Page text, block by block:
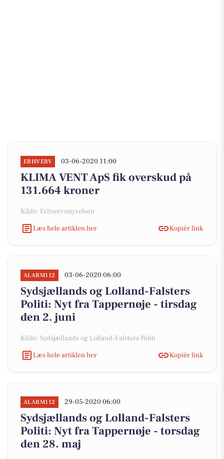
ERHVERV 03-06-2020 11:00
KLIMA VENT ApS fik overskud på
131.664 kroner
Kilde: Erhvervsstyrelsen
Læs hele artiklen her
Kopiér link
ALARM112 03-06-2020 06:00
Sydsjællands og Lolland-Falsters
Politi: Nyt fra Tappernøje - tirsdag
den 2. juni
Kilde: Sydsjællands og Lolland-Falsters Politi
Læs hele artiklen her
Kopiér link
ALARM112 29-05-2020 06:00
Sydsjællands og Lolland-Falsters
Politi: Nyt fra Tappernøje - torsdag
den 28. maj